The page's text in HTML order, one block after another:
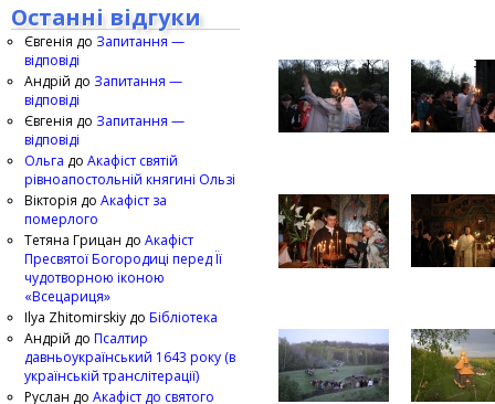
Останні відгуки
Євгенія до Запитання —
відповіді
Андрій до Запитання —
відповіді
Євгенія до Запитання —
відповіді
Ольга до Акафіст святій
рівноапостольній княгині Ользі
Вікторія до Акафіст за
померлого
Тетяна Грицан до Акафіст
Пресвятої Богородиці перед Її
чудотворною іконою
«Всецариця»
Ilya Zhitomirskiy до Бібліотека
Андрій до Псалтир
давньоукраїнський 1643 року (в
українській транслітерації)
Руслан до Акафіст до святого